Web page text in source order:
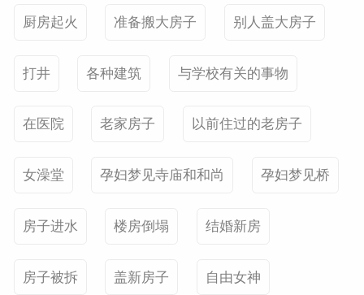
厨房起火 准备搬大房子 别人盖大房子
打井 各种建筑 与学校有关的事物
在医院 老家房子 以前住过的老房子
女澡堂 孕妇梦见寺庙和和尚 孕妇梦见桥
房子进水 楼房倒塌 结婚新房
房子被拆 盖新房子 自由女神